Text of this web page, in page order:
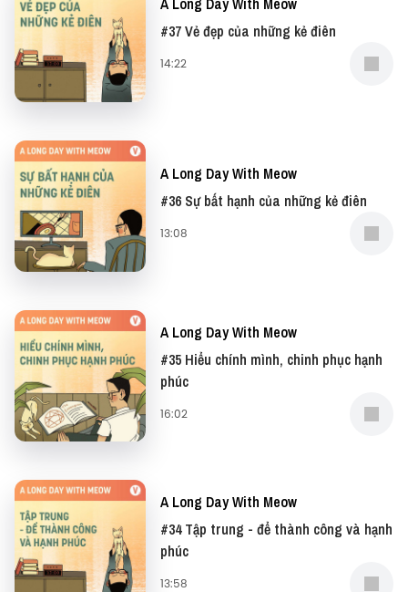
#37 Vẻ đẹp của những kẻ điên
14:22
A Long Day With Meow
#36 Sự bất hạnh của những kẻ điên
13:08
A Long Day With Meow
#35 Hiểu chính mình, chinh phục hạnh
phúc
16:02
A Long Day With Meow
#34 Tập trung - để thành công và hạnh
phúc
13:58